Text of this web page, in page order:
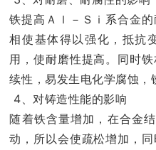
铁提高Ａｌ－Ｓｉ系合金
相使基体得以强化，抵抗
用，使耐磨性提高。同时
续性，易发生电化学腐蚀，
4、对铸造性能的影响
随着铁含量增加，在合金
动，所以会使疏松增加，